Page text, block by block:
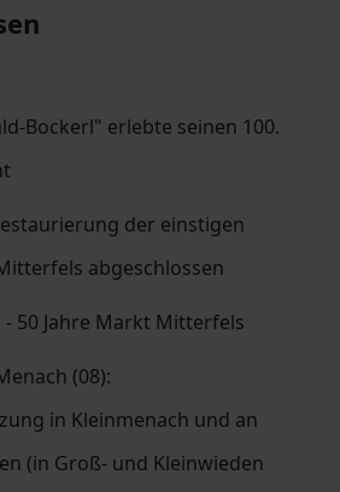
Bockerl" erlebte seinen 100.
der einstigen
abgeschlossen
50 Jahre Markt Mitterfels
(08):
in Kleinmenach und an
(in Groß- und Kleinwieden